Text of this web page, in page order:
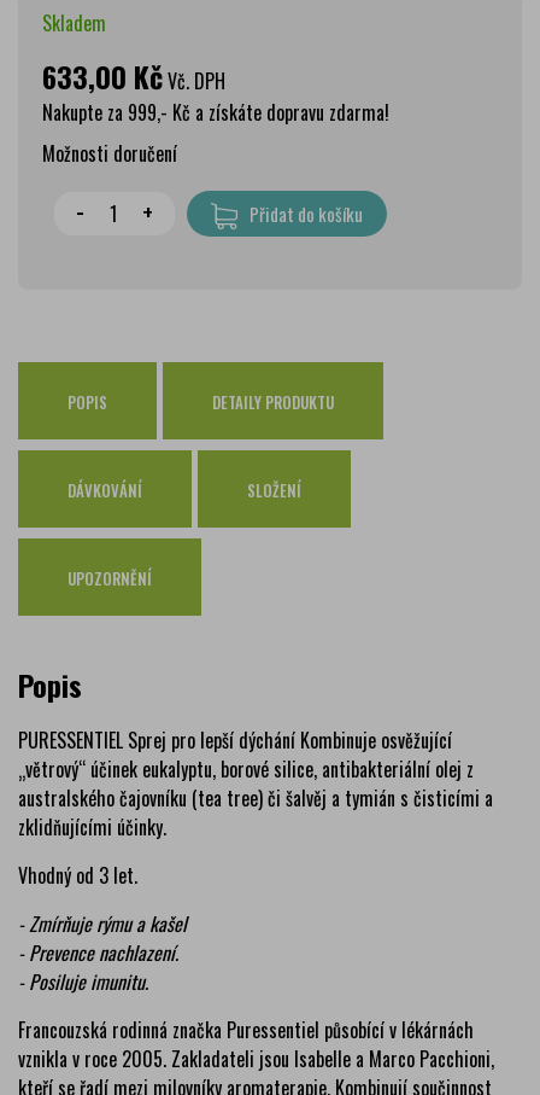
Skladem
633,00 KčVč. DPH
Nakupte za 999,- Kč a získáte dopravu zdarma!
Možnosti doručení
Wolt doprava
zdarma
79 Kč
Osobní odběr Pražákova
zdarma
Osobní odběr Kounicova
Česká pošta
zdarma
PPL
GLS
zdarma
- + Přidat do košíku
POPIS DETAILY PRODUKTU
DÁVKOVÁNÍ SLOŽENÍ
UPOZORNĚNÍ
Popis
PURESSENTIEL Sprej pro lepší dýchání Kombinuje osvěžující
„větrový“ účinek eukalyptu, borové silice, antibakteriální olej z
australského čajovníku (tea tree) či šalvěj a tymián s čisticími a
zklidňujícími účinky.
Vhodný od 3 let.
- Zmírňuje rýmu a kašel
- Prevence nachlazení.
- Posiluje imunitu.
Francouzská rodinná značka Puressentiel působící v lékárnách
vznikla v roce 2005. Zakladateli jsou Isabelle a Marco Pacchioni,
kteří se řadí mezi milovníky aromaterapie. Kombinují součinnost